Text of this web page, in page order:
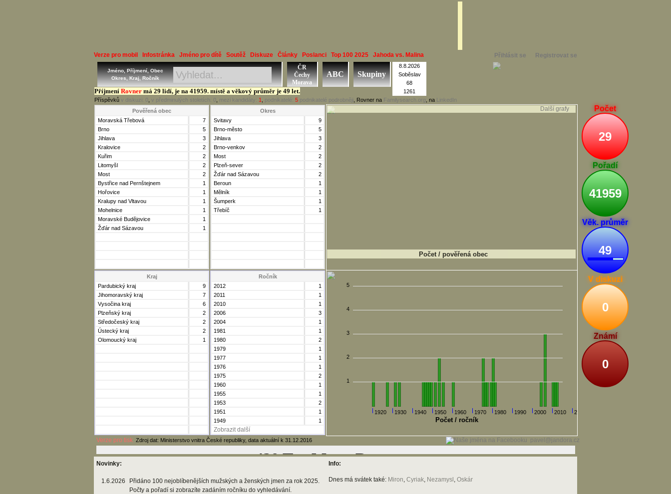
Verze pro mobil Infostránka Jméno pro dítě Soutěž Diskuze Články Poslanci Top 100 2025 Jahoda vs. Malina
Další grafy
Přihlásit se Registrovat se
Počet
29
Pořadí
41959
Věk. průměr
49
V diskuzi
0
Známí
0
Příjmení Rovner má 29 lidí, je na 41959. místě a věkový průměr je 49 let.
Příspěvků v diskuzi: 0 v předminulých stoletích: 0 mezi kandidáty: 1 podnikatelé: 5 podnikatelé podrobněji , Rovner na Familysearch.org , na LinkedIn
Jméno, Příjmení, Obec
Okres, Kraj, Ročník
ČR
Čechy
Morava
ABC Skupiny
8.8.2026
Soběslav
68
1261
Pověřená obec
Moravská Třebová
7
Brno
5
Jihlava
3
Kralovice
2
Kuřim
2
Litomyšl
2
Most
2
Bystřice nad Pernštejnem
1
Hořovice
1
Kralupy nad Vltavou
1
Mohelnice
1
Moravské Budějovice
1
Žďár nad Sázavou
1
Okres
Svitavy
9
Brno-město
5
Jihlava
3
Brno-venkov
2
Most
2
Plzeň-sever
2
Žďár nad Sázavou
2
Beroun
1
Mělník
1
Šumperk
1
Třebíč
1
Počet / pověřená obec
Kraj
Pardubický kraj
9
Jihomoravský kraj
7
Vysočina kraj
6
Plzeňský kraj
2
Středočeský kraj
2
Ústecký kraj
2
Olomoucký kraj
1
Ročník
2012
1
2011
1
2010
1
2006
3
2004
1
1981
1
1980
2
1979
1
1977
1
1976
1
1975
2
1960
1
1955
1
1953
2
1951
1
1949
1
Zobrazit další
1920 1930 1940 1950 1960 1970 1980 1990 2000 2010 2020
1
2
3
4
5
Počet / ročník
Verze pro tisk Zdroj dat: Ministerstvo vnitra České republiky, data aktuální k 31.12.2016 pavel@jandora.cz
Novinky: Info:
1.6.2026
Přidáno 100 nejoblíbenějších mužských a ženských jmen za rok 2025.
Počty a pořadí si zobrazíte zadáním ročníku do vyhledávání.
Dnes má svátek také: Miron, Cyriak, Nezamysl , Oskár